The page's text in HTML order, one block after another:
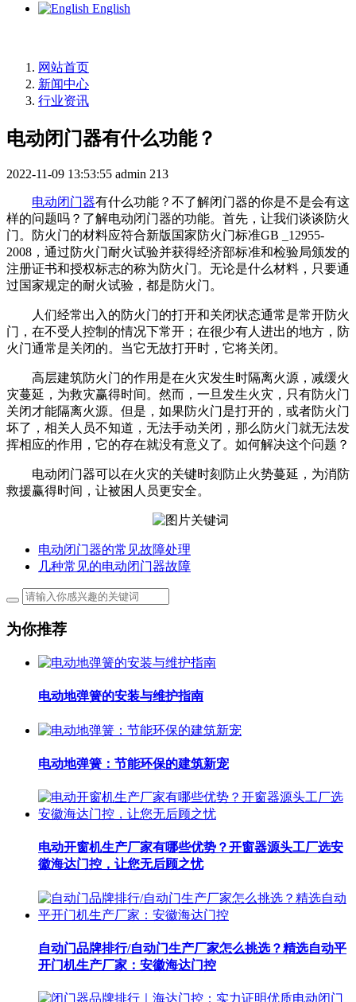
English
网站首页
新闻中心
行业资讯
电动闭门器有什么功能？
2022-11-09 13:53:55 admin 213
电动闭门器有什么功能？不了解闭门器的你是不是会有这
样的问题吗？了解电动闭门器的功能。首先，让我们谈谈防火
门。防火门的材料应符合新版国家防火门标准GB _12955-
2008，通过防火门耐火试验并获得经济部标准和检验局颁发的
注册证书和授权标志的称为防火门。无论是什么材料，只要通
过国家规定的耐火试验，都是防火门。
人们经常出入的防火门的打开和关闭状态通常是常开防火
门，在不受人控制的情况下常开；在很少有人进出的地方，防
火门通常是关闭的。当它无故打开时，它将关闭。
高层建筑防火门的作用是在火灾发生时隔离火源，减缓火
灾蔓延，为救灾赢得时间。然而，一旦发生火灾，只有防火门
关闭才能隔离火源。但是，如果防火门是打开的，或者防火门
坏了，相关人员不知道，无法手动关闭，那么防火门就无法发
挥相应的作用，它的存在就没有意义了。如何解决这个问题？
电动闭门器可以在火灾的关键时刻防止火势蔓延，为消防
救援赢得时间，让被困人员更安全。
电动闭门器的常见故障处理
几种常见的电动闭门器故障
为你推荐
电动地弹簧的安装与维护指南
电动地弹簧：节能环保的建筑新宠
电动开窗机生产厂家有哪些优势？开窗器源头工厂选安
徽海达门控，让您无后顾之忧
自动门品牌排行/自动门生产厂家怎么挑选？精选自动平
开门机生产厂家：安徽海达门控